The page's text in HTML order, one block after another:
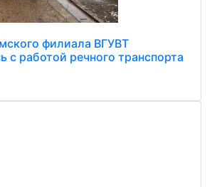
филиала ВГУВТ
с работой речного транспорта